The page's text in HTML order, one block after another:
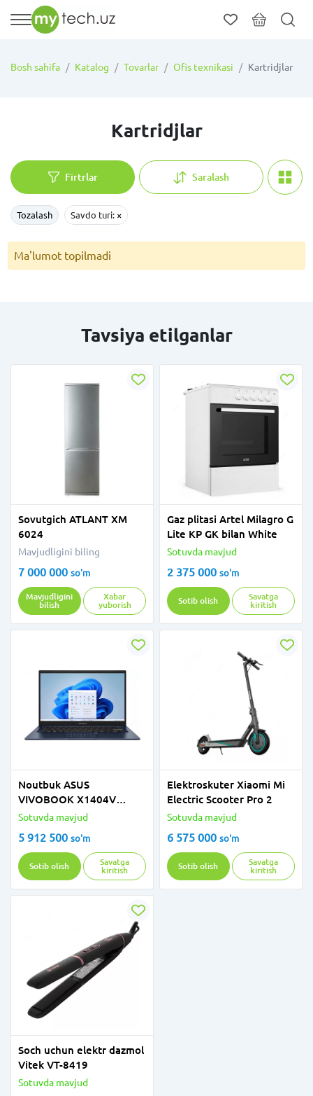
Bosh sahifa Katalog Tovarlar Ofis texnikasi Kartridjlar
Kartridjlar
Firtrlar Saralash
Tozalash Savdo turi: ×
Ma'lumot topilmadi
Tavsiya etilganlar
Sovutgich ATLANT XM
6024
Mavjudligini biling
7 000 000 so'm
Mavjudligini
bilish
Xabar
yuborish
Gaz plitasi Artel Milagro G
Lite KP GK bilan White
Sotuvda mavjud
2 375 000 so'm
Sotib olish
Savatga
kiritish
Noutbuk ASUS
VIVOBOOK X1404V
CORE 5-120U 8GB 256GB
QUIET BLUE
Sotuvda mavjud
5 912 500 so'm
Sotib olish
Savatga
kiritish
Elektroskuter Xiaomi Mi
Electric Scooter Pro 2
Sotuvda mavjud
6 575 000 so'm
Sotib olish
Savatga
kiritish
Soch uchun elektr dazmol
Vitek VT-8419
Sotuvda mavjud